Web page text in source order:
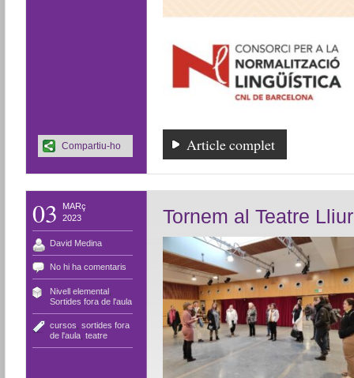
Article complet
Compartiu-ho
03
MARç
2023
David Medina
No hi ha comentaris
Nivell elemental,
Sortides fora de l'aula
cursos sortides fora
de l'aula, teatre
Tornem al Teatre